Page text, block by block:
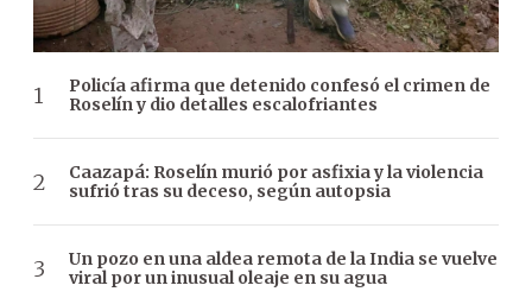
Policía afirma que detenido confesó el crimen de
Roselín y dio detalles escalofriantes
Caazapá: Roselín murió por asfixia y la violencia
sufrió tras su deceso, según autopsia
Un pozo en una aldea remota de la India se vuelve
viral por un inusual oleaje en su agua